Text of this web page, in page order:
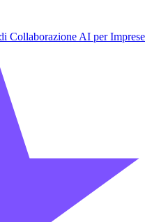
Collaborazione AI per Imprese